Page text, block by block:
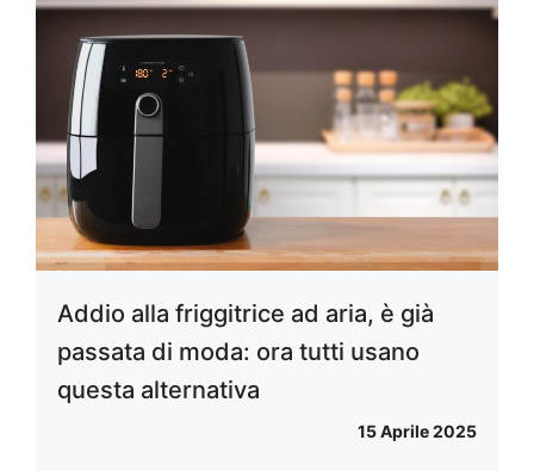
Addio alla friggitrice ad aria, è già
passata di moda: ora tutti usano
questa alternativa
15 Aprile 2025